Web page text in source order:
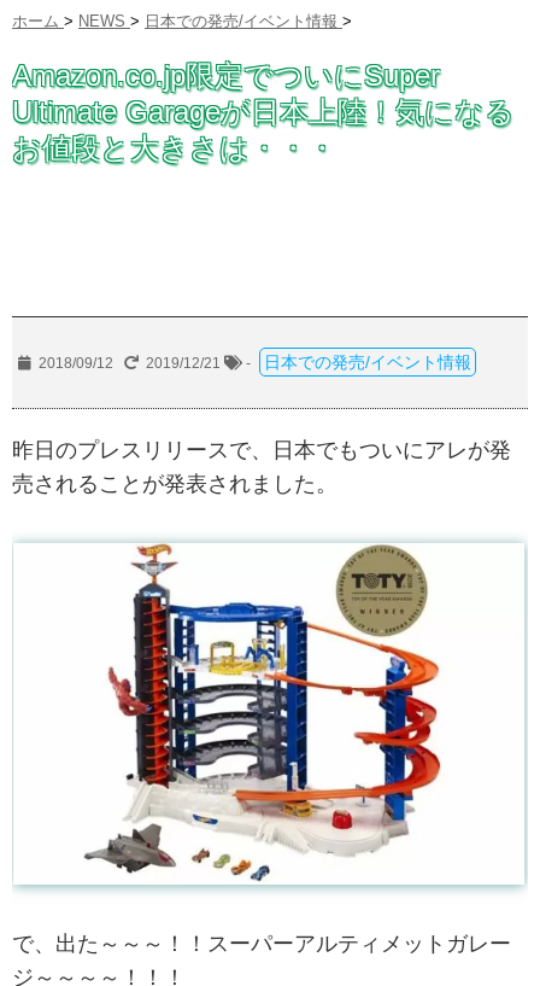
ホーム > NEWS > 日本での発売/イベント情報 >
Amazon.co.jp限定でついにSuper
Ultimate Garageが日本上陸！気になる
お値段と大きさは・・・
2018/09/12 2019/12/21 - 日本での発売/イベント情報
昨日のプレスリリースで、日本でもついにアレが発
売されることが発表されました。
で、出た～～～！！スーパーアルティメットガレー
ジ～～～～！！！